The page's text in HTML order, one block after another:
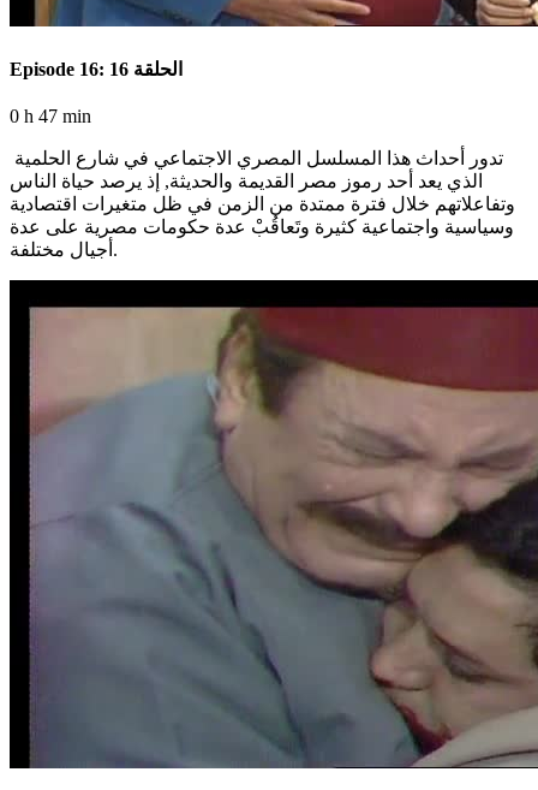
Episode 16: الحلقة 16
0 h 47 min
الذي يعد أحد رموز مصر القديمة والحديثة, إذ يرصد حياة الناس
وتفاعلاتهم خلال فترة ممتدة من الزمن في ظل متغيرات اقتصادية
وسياسية واجتماعية كثيرة وتَعاقُبْ عدة حكومات مصرية على عدة
أجيال مختلفة.